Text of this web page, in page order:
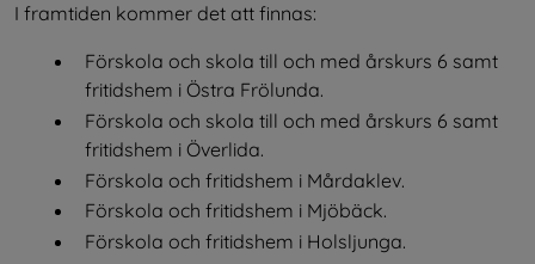
I framtiden kommer det att finnas:
Förskola och skola till och med årskurs 6 samt
fritidshem i Östra Frölunda.
Förskola och skola till och med årskurs 6 samt
fritidshem i Överlida.
Förskola och fritidshem i Mårdaklev.
Förskola och fritidshem i Mjöbäck.
Förskola och fritidshem i Holsljunga.